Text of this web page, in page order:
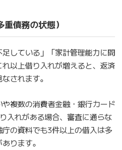
債務の状態）
している」「家計管理能力に問
以上借り入れが増えると、返済
されます。
複数の消費者金融・銀行カード
入れがある場合、審査に通らな
の資料でも3件以上の借入は多
ります。